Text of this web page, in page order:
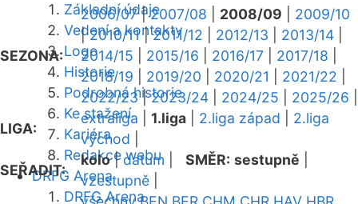
Základní údaje
Vedení a kontakty
Logo
Historie
Podrobná historie
Ke stažení
Kariéra
Redakce webu
DRFG Arena
DRFG Arena
SEZONA:
2006/07|2007/08 2008/09
2009/10
|2010/11|2011/12 2012/13 2013/14
2014/15
2015/16 2016/17 2017/18
2018/19
2019/20 2020/21 2021/22
2022/23|2023/24 2024/25 2025/26
LIGA:
extraliga 1.liga 2.liga západ
2.liga
východ
SEŘADIT:
kolo|datum SMĚR: sestupně
vzestupně